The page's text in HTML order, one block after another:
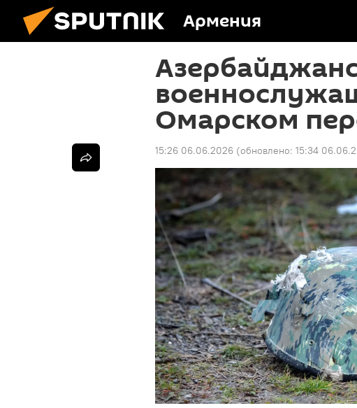
Армения
Омарском
15:26 06.06.2026 (обновлено: 15:34